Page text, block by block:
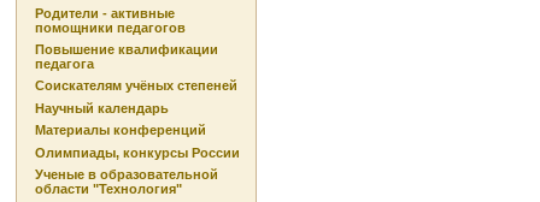
Родители - активные
помощники педагогов
Повышение квалификации
педагога
Соискателям учёных степеней
Научный календарь
Материалы конференций
Олимпиады, конкурсы России
Ученые в образовательной
области "Технология"